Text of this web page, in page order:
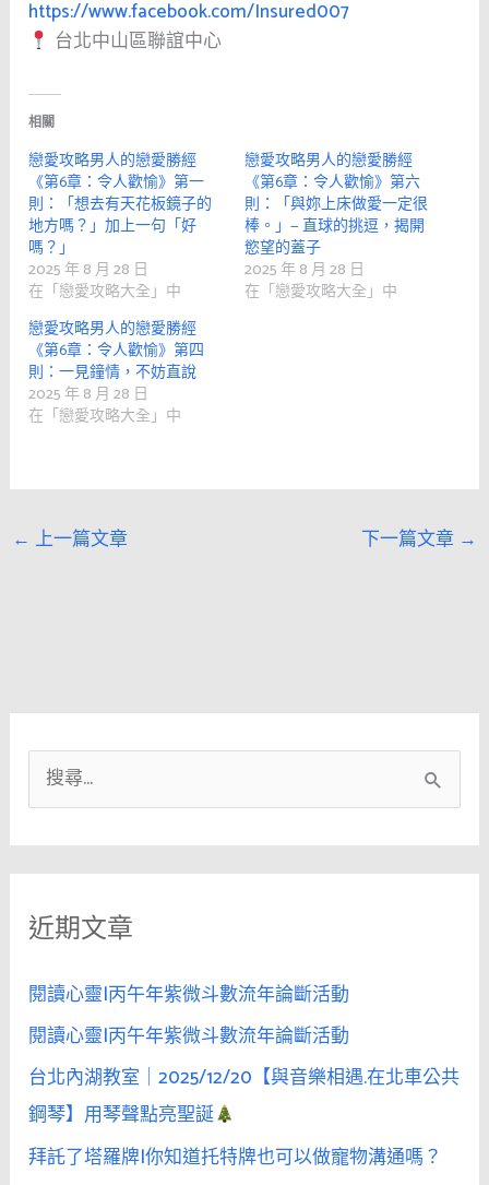
https://www.facebook.com/Insured007
台北中山區聯誼中心
相關
戀愛攻略男人的戀愛勝經
《第6章：令人歡愉》第一
則：「想去有天花板鏡子的
地方嗎？」加上一句「好
嗎？」
2025 年 8 月 28 日
在「戀愛攻略大全」中
戀愛攻略男人的戀愛勝經
《第6章：令人歡愉》第六
則：「與妳上床做愛一定很
棒。」— 直球的挑逗，揭開
慾望的蓋子
2025 年 8 月 28 日
在「戀愛攻略大全」中
戀愛攻略男人的戀愛勝經
《第6章：令人歡愉》第四
則：一見鐘情，不妨直說
2025 年 8 月 28 日
在「戀愛攻略大全」中
← 上一篇文章 下一篇文章 →
尋
關
字
近期文章
閱讀心靈|丙午年紫微斗數流年論斷活動
閱讀心靈|丙午年紫微斗數流年論斷活動
台北內湖教室｜2025/12/20【與音樂相遇.在北車公共
鋼琴】用琴聲點亮聖誕
拜託了塔羅牌|你知道托特牌也可以做寵物溝通嗎？